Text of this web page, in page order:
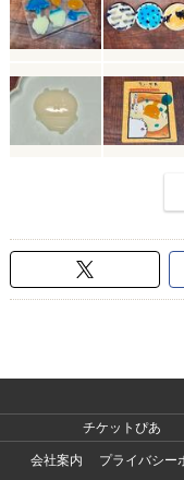
チケットぴあ
会社案内
プライバシー